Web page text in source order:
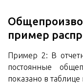
пример
Пример 2: В
постоянные
показано в